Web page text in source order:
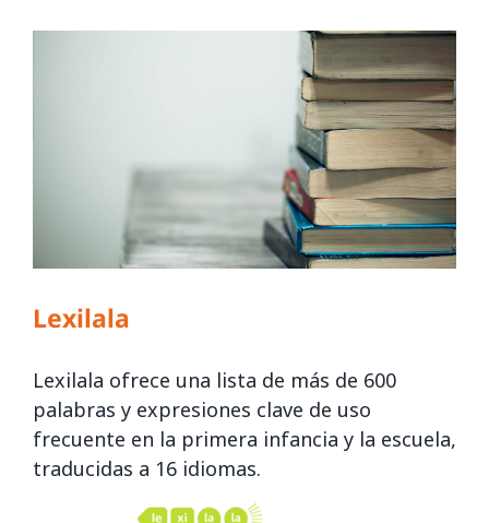
Lexilala
Lexilala ofrece una lista de más de 600
palabras y expresiones clave de uso
frecuente en la primera infancia y la escuela,
traducidas a 16 idiomas.